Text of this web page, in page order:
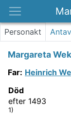
Platser
Personakt
Margareta
Far: Heinrich
Död
efter 1493
1)